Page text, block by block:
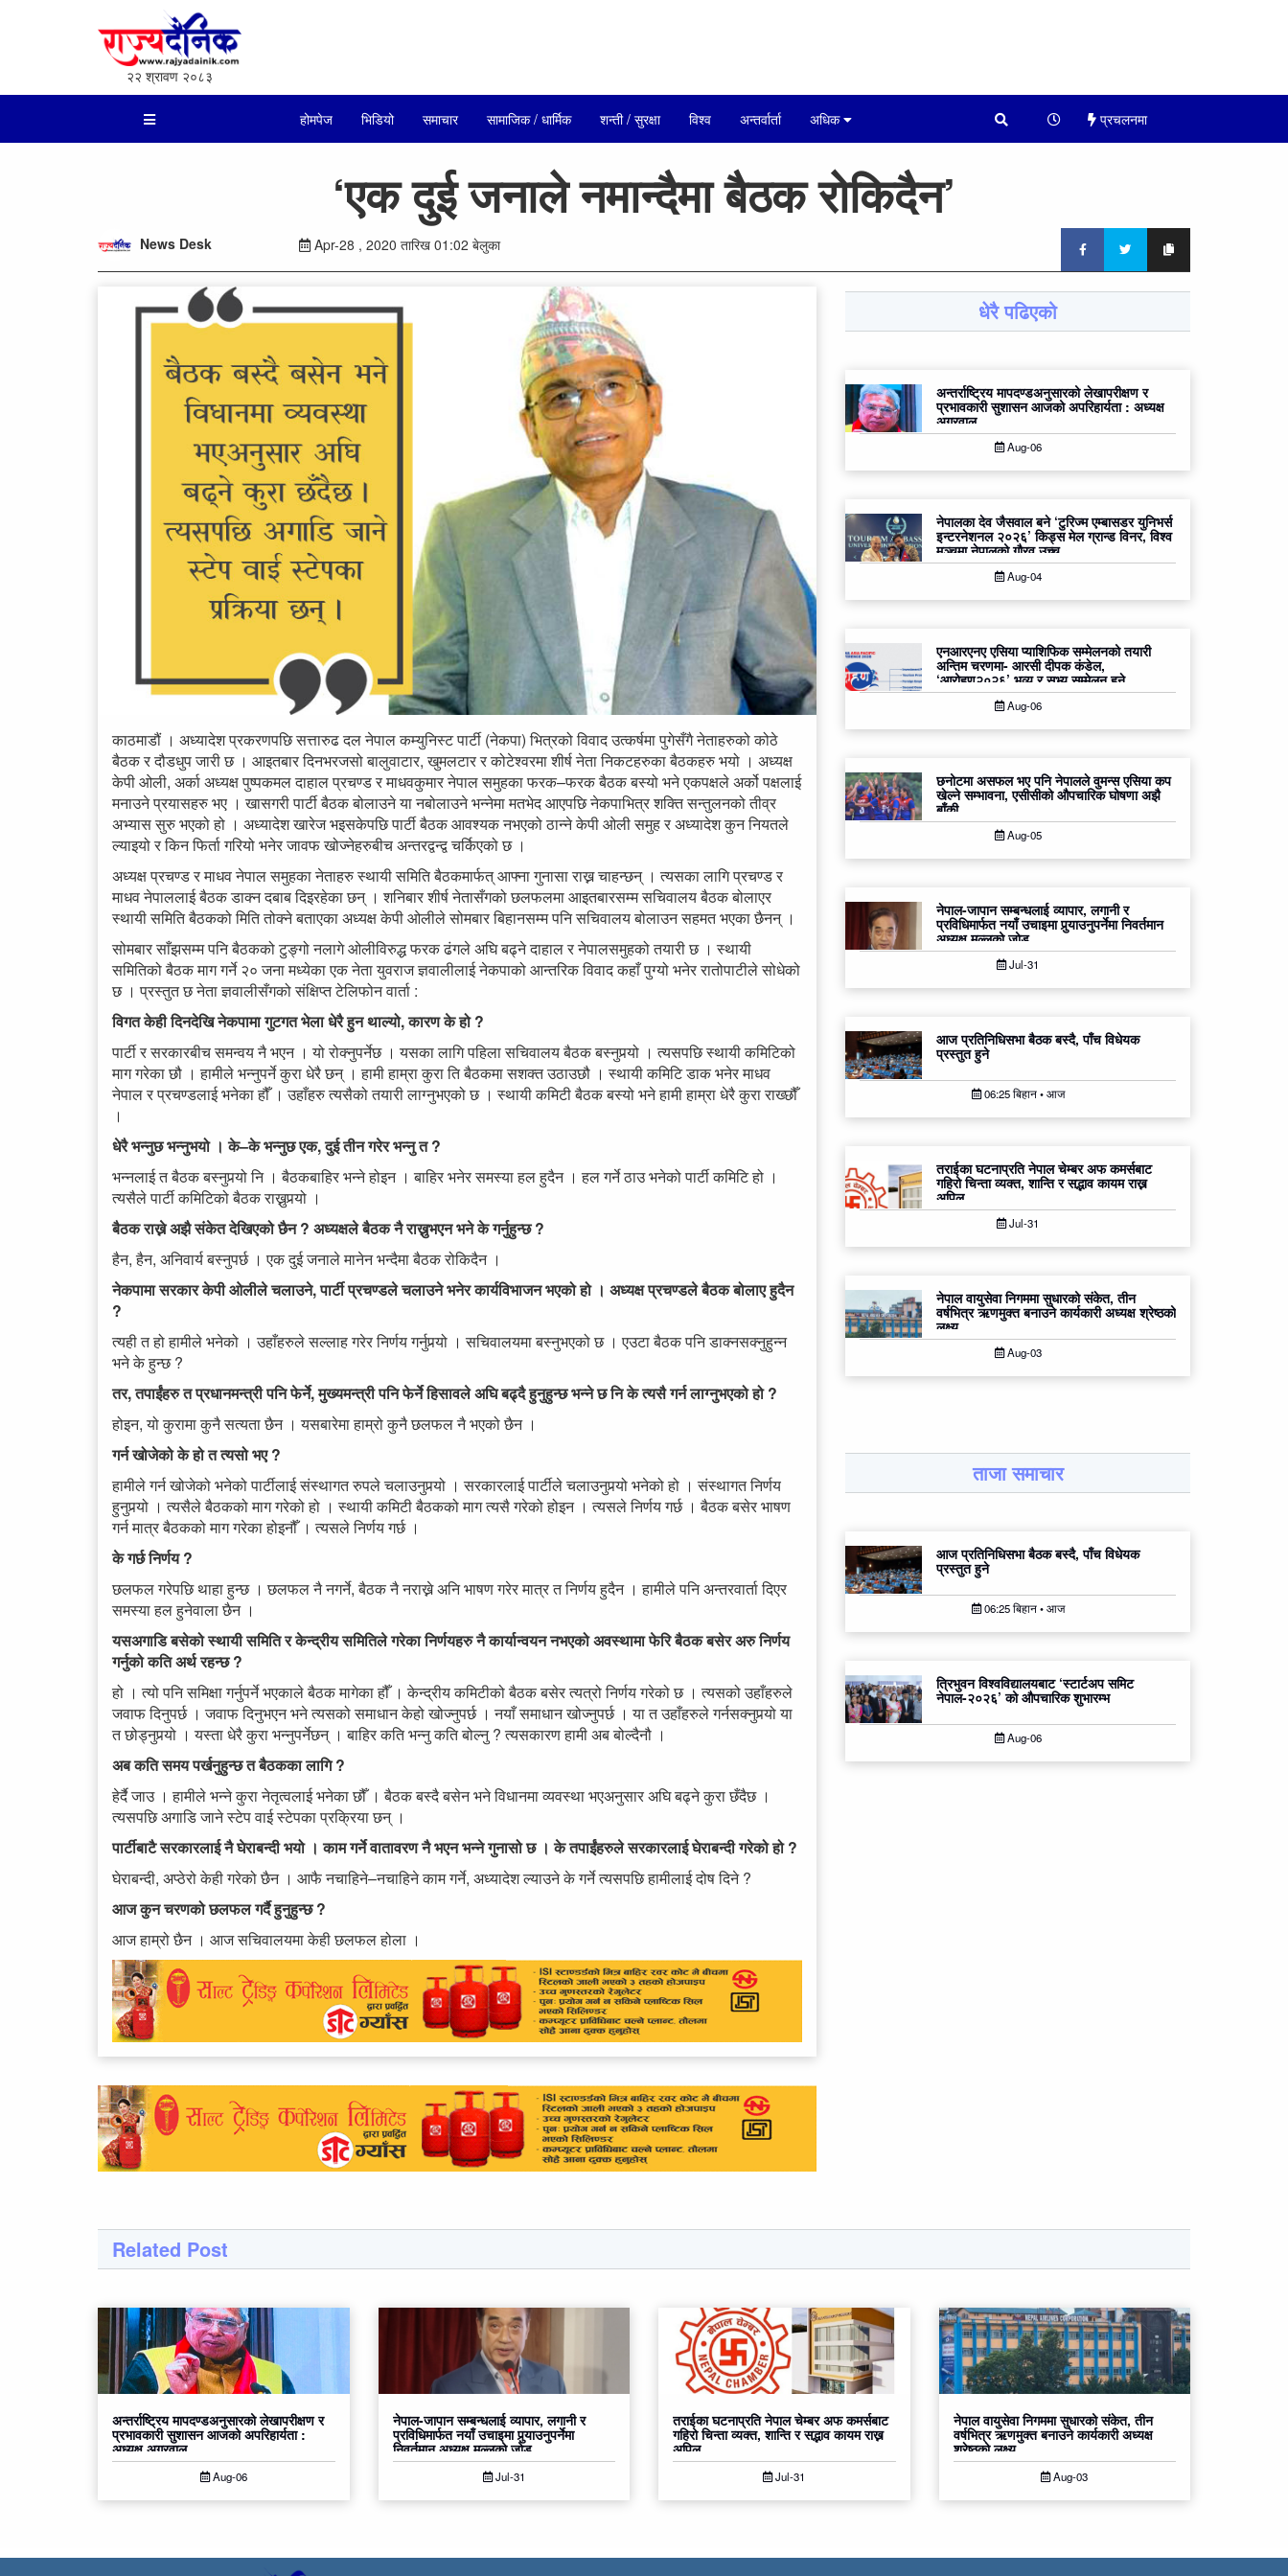
२२ श्रावण २०८३
होमपेज भिडियो समाचार सामाजिक / धार्मिक शन्ती / सुरक्षा विश्व अन्तर्वार्ता अधिक प्रचलनमा
‘एक दुई जनाले नमान्दैमा बैठक रोकिदैन’
News Desk Apr-28 , 2020 तारिख 01:02 बेलुका
काठमाडौं । अध्यादेश प्रकरणपछि सत्तारुढ दल नेपाल कम्युनिस्ट पार्टी (नेकपा) भित्रको विवाद उत्कर्षमा पुगेसँगै नेताहरुको कोठे
बैठक र दौडधुप जारी छ । आइतबार दिनभरजसो बालुवाटार, खुमलटार र कोटेश्वरमा शीर्ष नेता निकटहरुका बैठकहरु भयो । अध्यक्ष
केपी ओली, अर्का अध्यक्ष पुष्पकमल दाहाल प्रचण्ड र माधवकुमार नेपाल समुहका फरक–फरक बैठक बस्यो भने एकपक्षले अर्को पक्षलाई
मनाउने प्रयासहरु भए । खासगरी पार्टी बैठक बोलाउने या नबोलाउने भन्नेमा मतभेद आएपछि नेकपाभित्र शक्ति सन्तुलनको तीव्र
अभ्यास सुरु भएको हो । अध्यादेश खारेज भइसकेपछि पार्टी बैठक आवश्यक नभएको ठान्ने केपी ओली समुह र अध्यादेश कुन नियतले
ल्याइयो र किन फिर्ता गरियो भनेर जावफ खोज्नेहरुबीच अन्तरद्वन्द्व चर्किएको छ ।
अध्यक्ष प्रचण्ड र माधव नेपाल समुहका नेताहरु स्थायी समिति बैठकमार्फत् आफ्ना गुनासा राख्न चाहन्छन् । त्यसका लागि प्रचण्ड र
माधव नेपाललाई बैठक डाक्न दबाब दिइरहेका छन् । शनिबार शीर्ष नेतासँगको छलफलमा आइतबारसम्म सचिवालय बैठक बोलाएर
स्थायी समिति बैठकको मिति तोक्ने बताएका अध्यक्ष केपी ओलीले सोमबार बिहानसम्म पनि सचिवालय बोलाउन सहमत भएका छैनन् ।
सोमबार साँझसम्म पनि बैठकको टुङ्गो नलागे ओलीविरुद्ध फरक ढंगले अघि बढ्ने दाहाल र नेपालसमुहको तयारी छ । स्थायी
समितिको बैठक माग गर्ने २० जना मध्येका एक नेता युवराज ज्ञवालीलाई नेकपाको आन्तरिक विवाद कहाँ पुग्यो भनेर रातोपाटीले सोधेको
छ । प्रस्तुत छ नेता ज्ञवालीसँगको संक्षिप्त टेलिफोन वार्ता :
विगत केही दिनदेखि नेकपामा गुटगत भेला धेरै हुन थाल्यो, कारण के हो ?
पार्टी र सरकारबीच समन्वय नै भएन । यो रोक्नुपर्नेछ । यसका लागि पहिला सचिवालय बैठक बस्नुपर्‍यो । त्यसपछि स्थायी कमिटिको
माग गरेका छौ । हामीले भन्नुपर्ने कुरा धेरै छन् । हामी हाम्रा कुरा ति बैठकमा सशक्त उठाउछौ । स्थायी कमिटि डाक भनेर माधव
नेपाल र प्रचण्डलाई भनेका हौँ । उहाँहरु त्यसैको तयारी लाग्नुभएको छ । स्थायी कमिटी बैठक बस्यो भने हामी हाम्रा धेरै कुरा राख्छौँ
।
धेरै भन्नुछ भन्नुभयो । के–के भन्नुछ एक, दुई तीन गरेर भन्नु त ?
भन्नलाई त बैठक बस्नुपर्‍यो नि । बैठकबाहिर भन्ने होइन । बाहिर भनेर समस्या हल हुदैन । हल गर्ने ठाउ भनेको पार्टी कमिटि हो ।
त्यसैले पार्टी कमिटिको बैठक राख्नुपर्‍यो ।
बैठक राख्ने अझै संकेत देखिएको छैन ? अध्यक्षले बैठक नै राख्नुभएन भने के गर्नुहुन्छ ?
हैन, हैन, अनिवार्य बस्नुपर्छ । एक दुई जनाले मानेन भन्दैमा बैठक रोकिदैन ।
नेकपामा सरकार केपी ओलीले चलाउने, पार्टी प्रचण्डले चलाउने भनेर कार्यविभाजन भएको हो । अध्यक्ष प्रचण्डले बैठक बोलाए हुदैन
?
त्यही त हो हामीले भनेको । उहाँहरुले सल्लाह गरेर निर्णय गर्नुपर्‍यो । सचिवालयमा बस्नुभएको छ । एउटा बैठक पनि डाक्नसक्नुहुन्न
भने के हुन्छ ?
तर, तपाईंहरु त प्रधानमन्त्री पनि फेर्ने, मुख्यमन्त्री पनि फेर्ने हिसावले अघि बढ्दै हुनुहुन्छ भन्ने छ नि के त्यसै गर्न लाग्नुभएको हो ?
होइन, यो कुरामा कुनै सत्यता छैन । यसबारेमा हाम्रो कुनै छलफल नै भएको छैन ।
गर्न खोजेको के हो त त्यसो भए ?
हामीले गर्न खोजेको भनेको पार्टीलाई संस्थागत रुपले चलाउनुपर्‍यो । सरकारलाई पार्टीले चलाउनुपर्‍यो भनेको हो । संस्थागत निर्णय
हुनुपर्‍यो । त्यसैले बैठकको माग गरेको हो । स्थायी कमिटी बैठकको माग त्यसै गरेको होइन । त्यसले निर्णय गर्छ । बैठक बसेर भाषण
गर्न मात्र बैठकको माग गरेका होइनौँ । त्यसले निर्णय गर्छ ।
के गर्छ निर्णय ?
छलफल गरेपछि थाहा हुन्छ । छलफल नै नगर्ने, बैठक नै नराख्ने अनि भाषण गरेर मात्र त निर्णय हुदैन । हामीले पनि अन्तरवार्ता दिएर
समस्या हल हुनेवाला छैन ।
यसअगाडि बसेको स्थायी समिति र केन्द्रीय समितिले गरेका निर्णयहरु नै कार्यान्वयन नभएको अवस्थामा फेरि बैठक बसेर अरु निर्णय
गर्नुको कति अर्थ रहन्छ ?
हो । त्यो पनि समिक्षा गर्नुपर्ने भएकाले बैठक मागेका हौँ । केन्द्रीय कमिटीको बैठक बसेर त्यत्रो निर्णय गरेको छ । त्यसको उहाँहरुले
जवाफ दिनुपर्छ । जवाफ दिनुभएन भने त्यसको समाधान केहो खोज्नुपर्छ । नयाँ समाधान खोज्नुपर्छ । या त उहाँहरुले गर्नसक्नुपर्‍यो या
त छोड्नुपर्‍यो । यस्ता धेरै कुरा भन्नुपर्नेछन् । बाहिर कति भन्नु कति बोल्नु ? त्यसकारण हामी अब बोल्दैनौ ।
अब कति समय पर्खनुहुन्छ त बैठकका लागि ?
हेर्दै जाउ । हामीले भन्ने कुरा नेतृत्वलाई भनेका छौँ । बैठक बस्दै बसेन भने विधानमा व्यवस्था भएअनुसार अघि बढ्ने कुरा छँदैछ ।
त्यसपछि अगाडि जाने स्टेप वाई स्टेपका प्रक्रिया छन् ।
पार्टीबाटै सरकारलाई नै घेराबन्दी भयो । काम गर्ने वातावरण नै भएन भन्ने गुनासो छ । के तपाईंहरुले सरकारलाई घेराबन्दी गरेको हो ?
घेराबन्दी, अप्ठेरो केही गरेको छैन । आफै नचाहिने–नचाहिने काम गर्ने, अध्यादेश ल्याउने के गर्ने त्यसपछि हामीलाई दोष दिने ?
आज कुन चरणको छलफल गर्दै हुनुहुन्छ ?
आज हाम्रो छैन । आज सचिवालयमा केही छलफल होला ।
धेरै पढिएको
अन्तर्राष्ट्रिय मापदण्डअनुसारको लेखापरीक्षण र
प्रभावकारी सुशासन आजको अपरिहार्यता : अध्यक्ष
अग्रवाल
Aug-06
नेपालका देव जैसवाल बने ‘टुरिज्म एम्बासडर युनिभर्स
इन्टरनेशनल २०२६’ किड्स मेल ग्रान्ड विनर, विश्व
मञ्चमा नेपालको गौरव उच्च
Aug-04
एनआरएनए एसिया प्याशिफिक सम्मेलनको तयारी
अन्तिम चरणमा- आरसी दीपक कंडेल,
‘आरोहण२०२६’ भव्य र सभ्य सम्मेलन हुने
Aug-06
छनोटमा असफल भए पनि नेपालले वुमन्स एसिया कप
खेल्ने सम्भावना, एसीसीको औपचारिक घोषणा अझै
बाँकी
Aug-05
नेपाल-जापान सम्बन्धलाई व्यापार, लगानी र
प्रविधिमार्फत नयाँ उचाइमा पुर्‍याउनुपर्नेमा निवर्तमान
अध्यक्ष मल्लको जोड
Jul-31
आज प्रतिनिधिसभा बैठक बस्दै, पाँच विधेयक
प्रस्तुत हुने
06:25 बिहान • आज
तराईका घटनाप्रति नेपाल चेम्बर अफ कमर्सबाट
गहिरो चिन्ता व्यक्त, शान्ति र सद्भाव कायम राख्न
अपिल
Jul-31
नेपाल वायुसेवा निगममा सुधारको संकेत, तीन
वर्षभित्र ऋणमुक्त बनाउने कार्यकारी अध्यक्ष श्रेष्ठको
लक्ष्य
Aug-03
ताजा समाचार
आज प्रतिनिधिसभा बैठक बस्दै, पाँच विधेयक
प्रस्तुत हुने
06:25 बिहान • आज
त्रिभुवन विश्वविद्यालयबाट ‘स्टार्टअप समिट
नेपाल-२०२६’ को औपचारिक शुभारम्भ
Aug-06
Related Post
अन्तर्राष्ट्रिय मापदण्डअनुसारको लेखापरीक्षण र
प्रभावकारी सुशासन आजको अपरिहार्यता :
अध्यक्ष अग्रवाल
Aug-06
नेपाल-जापान सम्बन्धलाई व्यापार, लगानी र
प्रविधिमार्फत नयाँ उचाइमा पुर्‍याउनुपर्नेमा
निवर्तमान अध्यक्ष मल्लको जोड
Jul-31
तराईका घटनाप्रति नेपाल चेम्बर अफ कमर्सबाट
गहिरो चिन्ता व्यक्त, शान्ति र सद्भाव कायम राख्न
अपिल
Jul-31
नेपाल वायुसेवा निगममा सुधारको संकेत, तीन
वर्षभित्र ऋणमुक्त बनाउने कार्यकारी अध्यक्ष
श्रेष्ठको लक्ष्य
Aug-03